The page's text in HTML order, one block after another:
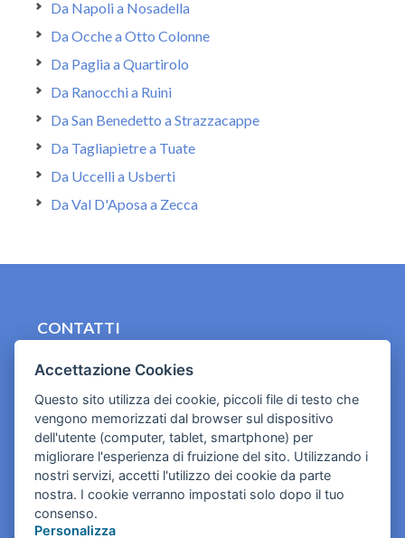
Da Napoli a Nosadella
Da Ocche a Otto Colonne
Da Paglia a Quartirolo
Da Ranocchi a Ruini
Da San Benedetto a Strazzacappe
Da Tagliapietre a Tuate
Da Uccelli a Usberti
Da Val D'Aposa a Zecca
CONTATTI
Cookies e informativa privacy
Accettazione Cookies
Questo sito utilizza dei cookie, piccoli file di testo che
vengono memorizzati dal browser sul dispositivo
dell'utente (computer, tablet, smartphone) per
migliorare l'esperienza di fruizione del sito. Utilizzando i
nostri servizi, accetti l'utilizzo dei cookie da parte
nostra. I cookie verranno impostati solo dopo il tuo
consenso.
Personalizza